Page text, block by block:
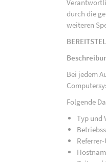
durch die
weiteren
Bei jedem
Folgende
Typ und